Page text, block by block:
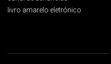
livro amarelo eletrónico